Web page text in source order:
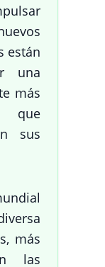
están
una
más
que
sus
más
las